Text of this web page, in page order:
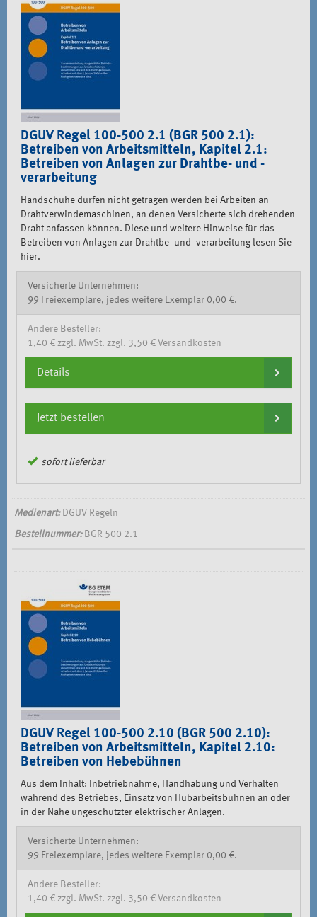
DGUV Regel 100-500 2.1 (BGR 500 2.1):
Betreiben von Arbeitsmitteln, Kapitel 2.1:
Betreiben von Anlagen zur Drahtbe- und -
verarbeitung
Handschuhe dürfen nicht getragen werden bei Arbeiten an
Drahtverwindemaschinen, an denen Versicherte sich drehenden
Draht anfassen können. Diese und weitere Hinweise für das
Betreiben von Anlagen zur Drahtbe- und -verarbeitung lesen Sie
hier.
Versicherte Unternehmen:
99 Freiexemplare, jedes weitere Exemplar 0,00 €.
Andere Besteller:
1,40 € zzgl. MwSt. zzgl. 3,50 € Versandkosten
Details
Jetzt bestellen
sofort lieferbar
Medienart:DGUV Regeln
Bestellnummer:BGR 500 2.1
DGUV Regel 100-500 2.10 (BGR 500 2.10):
Betreiben von Arbeitsmitteln, Kapitel 2.10:
Betreiben von Hebebühnen
Aus dem Inhalt: Inbetriebnahme, Handhabung und Verhalten
während des Betriebes, Einsatz von Hubarbeitsbühnen an oder
in der Nähe ungeschützter elektrischer Anlagen.
Versicherte Unternehmen:
99 Freiexemplare, jedes weitere Exemplar 0,00 €.
Andere Besteller:
1,40 € zzgl. MwSt. zzgl. 3,50 € Versandkosten